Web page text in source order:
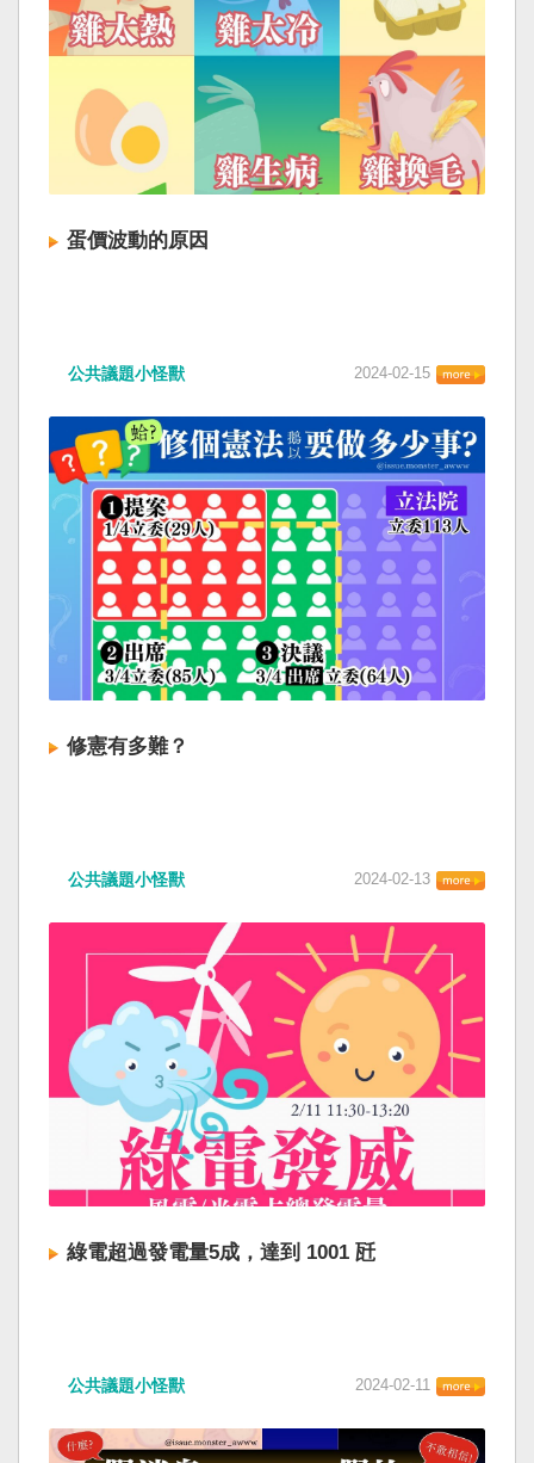
蛋價波動的原因
公共議題小怪獸 2024-02-15
修憲有多難？
公共議題小怪獸 2024-02-13
綠電超過發電量5成，達到 1001 瓩
公共議題小怪獸 2024-02-11